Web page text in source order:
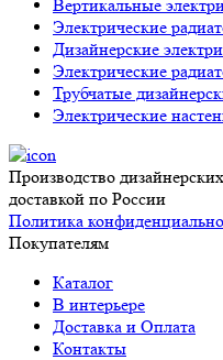
Вертикальные
Электрические
Дизайнерские
Электрические
Трубчатые
Электрические
Производство
доставкой по России
Политика
Покупателям
Каталог
В интерьере
Доставка и Оплата
Контакты